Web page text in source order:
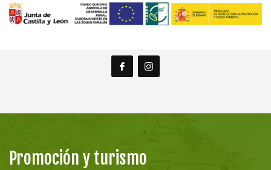
Promoción y turismo